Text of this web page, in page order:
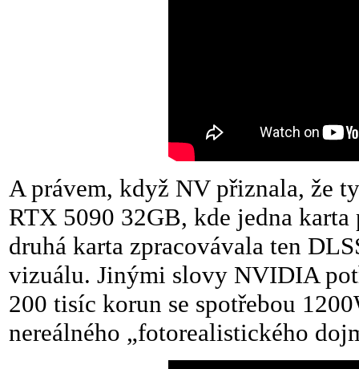
A právem, když NV přiznala, že
RTX 5090 32GB, kde jedna karta
druhá karta zpracovávala ten
vizuálu. Jinými slovy NVIDIA
200 tisíc korun se spotřebou
nereálného „fotorealistického